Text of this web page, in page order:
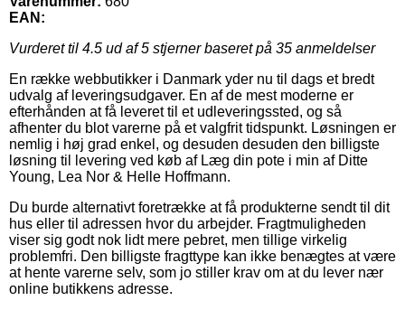
EAN:
Vurderet til 4.5 ud af 5 stjerner baseret på 35 anmeldelser
En række webbutikker i Danmark yder nu til dags et bredt
udvalg af leveringsudgaver. En af de mest moderne er
efterhånden at få leveret til et udleveringssted, og så
afhenter du blot varerne på et valgfrit tidspunkt. Løsningen er
nemlig i høj grad enkel, og desuden desuden den billigste
løsning til levering ved køb af Læg din pote i min af Ditte
Young, Lea Nor & Helle Hoffmann.
Du burde alternativt foretrække at få produkterne sendt til dit
hus eller til adressen hvor du arbejder. Fragtmuligheden
viser sig godt nok lidt mere pebret, men tillige virkelig
problemfri. Den billigste fragttype kan ikke benægtes at være
at hente varerne selv, som jo stiller krav om at du lever nær
online butikkens adresse.